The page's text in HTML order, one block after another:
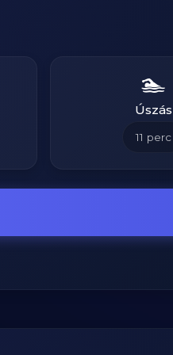
🏊
Úszás
11 perc